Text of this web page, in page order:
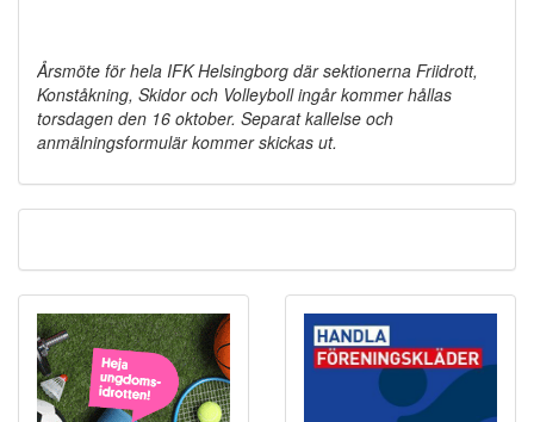
Årsmöte för hela IFK Helsingborg där sektionerna Friidrott,
Konståkning, Skidor och Volleyboll ingår kommer hållas
torsdagen den 16 oktober. Separat kallelse och
anmälningsformulär kommer skickas ut.